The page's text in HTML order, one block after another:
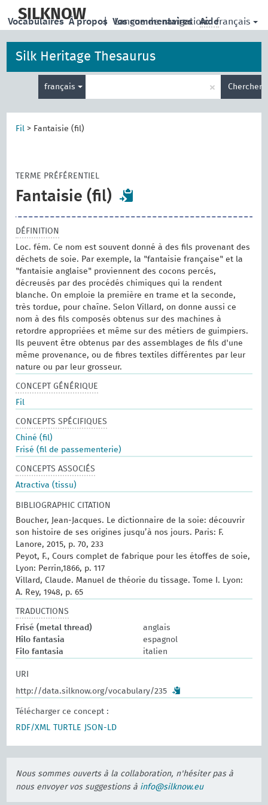
main
SILKNOW | Langue de navigation: français
Vocabulaires À propos Vos commentaires Aide
Silk Heritage Thesaurus
français
de
× Chercher
Fil > Fantaisie (fil)
TERME PRÉFÉRENTIEL
Fantaisie (fil)
DÉFINITION
Loc. fém. Ce nom est souvent donné à des fils provenant des
déchets de soie. Par exemple, la "fantaisie française" et la
"fantaisie anglaise" proviennent des cocons percés,
décreusés par des procédés chimiques qui la rendent
blanche. On emploie la première en trame et la seconde,
très tordue, pour chaîne. Selon Villard, on donne aussi ce
nom à des fils composés obtenus sur des machines à
retordre appropriées et même sur des métiers de guimpiers.
Ils peuvent être obtenus par des assemblages de fils d'une
même provenance, ou de fibres textiles différentes par leur
nature ou par leur grosseur.
CONCEPT GÉNÉRIQUE
Fil
CONCEPTS SPÉCIFIQUES
Chiné (fil)
Frisé (fil de passementerie)
CONCEPTS ASSOCIÉS
Atractiva (tissu)
BIBLIOGRAPHIC CITATION
Boucher, Jean-Jacques. Le dictionnaire de la soie: découvrir
son histoire de ses origines jusqu’à nos jours. Paris: F.
Lanore, 2015, p. 70, 233
Peyot, F., Cours complet de fabrique pour les étoffes de soie,
Lyon: Perrin,1866, p. 117
Villard, Claude. Manuel de théorie du tissage. Tome I. Lyon:
A. Rey, 1948, p. 65
TRADUCTIONS
Frisé (metal thread)
anglais
Hilo fantasia
espagnol
Filo fantasia
italien
URI
http://data.silknow.org/vocabulary/235
Télécharger ce concept :
RDF/XML
TURTLE JSON-LD
Nous sommes ouverts à la collaboration, n'hésiter pas à
nous envoyer vos suggestions à info@silknow.eu